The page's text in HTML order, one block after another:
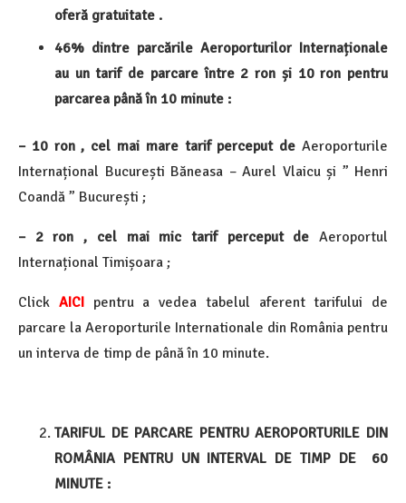
oferă gratuitate .
46% dintre parcările Aeroporturilor Internaționale
au un tarif de parcare între 2 ron și 10 ron pentru
parcarea până în 10 minute :
– 10 ron , cel mai mare tarif perceput de Aeroporturile
Internațional București Băneasa – Aurel Vlaicu și ” Henri
Coandă ” București ;
– 2 ron , cel mai mic tarif perceput de Aeroportul
Internațional Timișoara ;
Click AICIpentru a vedea tabelul aferent tarifului de
parcare la Aeroporturile Internationale din România pentru
un interva de timp de până în 10 minute.
TARIFUL DE PARCARE PENTRU AEROPORTURILE DIN
ROMÂNIA PENTRU UN INTERVAL DE TIMP DE 60
MINUTE :